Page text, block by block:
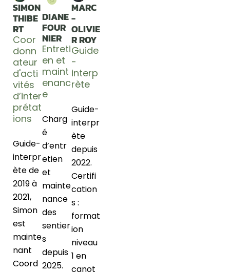
SIMON
THIBE
RT
Coor
donn
ateur
d'acti
vités
d’inter
prétat
ions
Guide-
interpr
ète de
2019 à
2021,
Simon
est
mainte
nant
Coord
DIANE
FOUR
NIER
Entreti
en et
maint
enanc
e
Charg
é
d’entr
etien
et
mainte
nance
des
sentier
s
depuis
2025.
MARC
-
OLIVIE
R ROY
Guide
-
interp
rète
Guide-
interpr
ète
depuis
2022.
Certifi
cation
s :
format
ion
niveau
1 en
canot